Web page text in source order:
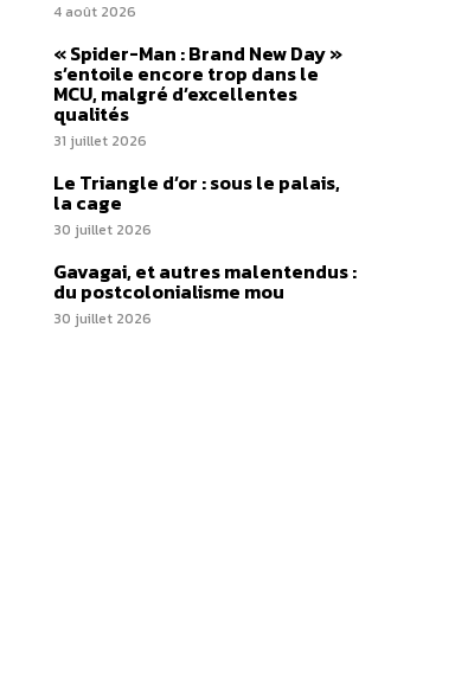
4 août 2026
« Spider-Man : Brand New Day »
s’entoile encore trop dans le
MCU, malgré d’excellentes
qualités
31 juillet 2026
Le Triangle d’or : sous le palais,
la cage
30 juillet 2026
Gavagai, et autres malentendus :
du postcolonialisme mou
30 juillet 2026